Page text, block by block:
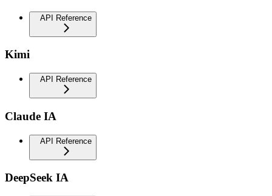
API Reference
Kimi
API Reference
Claude IA
API Reference
DeepSeek IA